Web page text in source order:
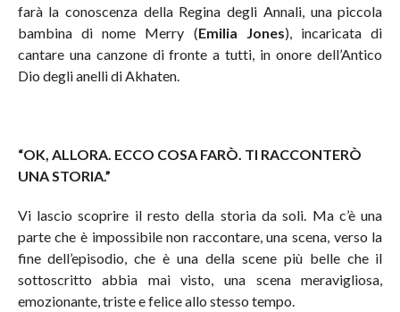
farà la conoscenza della Regina degli Annali, una piccola
bambina di nome Merry (Emilia Jones), incaricata di
cantare una canzone di fronte a tutti, in onore dell’Antico
Dio degli anelli di Akhaten.
“OK, ALLORA. ECCO COSA FARÒ. TI RACCONTERÒ
UNA STORIA.”
Vi lascio scoprire il resto della storia da soli. Ma c’è una
parte che è impossibile non raccontare, una scena, verso la
fine dell’episodio, che è una della scene più belle che il
sottoscritto abbia mai visto, una scena meravigliosa,
emozionante, triste e felice allo stesso tempo.